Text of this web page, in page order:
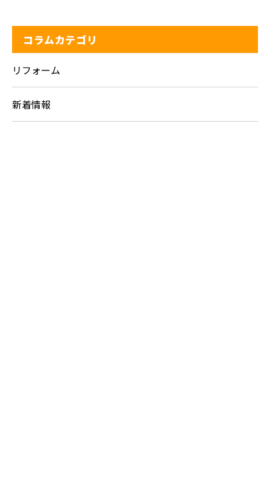
コラムカテゴリ
リフォーム
新着情報